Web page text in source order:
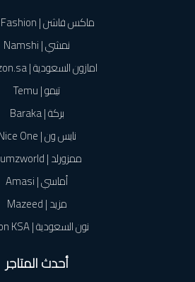
ماكس فاشن | Max Fashion
نمشي | Namshi
امازون السعودية | Amazon.sa
تيمو | Temu
بركة | Baraka
نايس ون | Nice One
ممزورلد | Mumzworld
أماسي | Amasi
مزيد | Mazeed
نون السعودية | Noon KSA
أحدث المتاجر